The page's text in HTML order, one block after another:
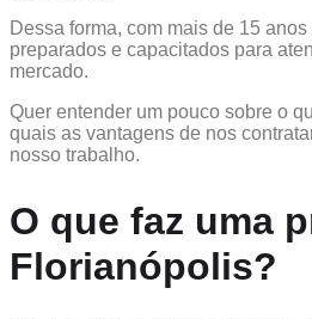
Dessa forma, com mais de 15
preparados e capacitados para
mercado.
Quer entender um pouco sobre o
quais as vantagens de nos
nosso trabalho.
O que faz uma
Florianópolis?